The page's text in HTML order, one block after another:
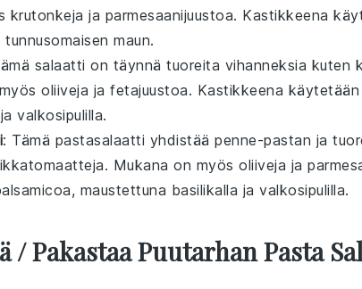
krutonkeja ja parmesaanijuustoa. Kastikkeena
tunnusomaisen maun.
salaatti on täynnä tuoreita vihanneksia kuten
oliiveja ja fetajuustoa. Kastikkeena käytetään
valkosipulilla.
: Tämä pastasalaatti yhdistää penne-pastan ja
. Mukana on myös oliiveja ja
, maustettuna basilikalla ja valkosipulilla.
/ Pakastaa Puutarhan Pasta